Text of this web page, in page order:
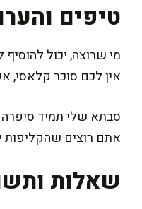
טיפים
מי שרוצה, יכול
אין לכם סוכר קלאסי,
סבתא שלי תמיד
אתם רוצים שהקליפות
שאלות